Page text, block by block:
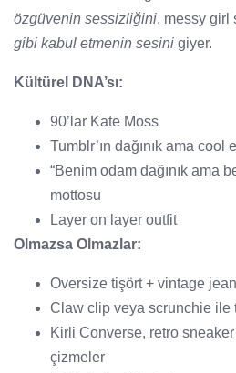
özgüvenin sessizliğini, messy girl
gibi kabul etmenin sesini giyer.
Kültürel DNA’sı:
90’lar Kate Moss
Tumblr’ın dağınık ama cool
“Benim odam dağınık ama
mottosu
Layer on layer outfit
Olmazsa Olmazlar:
Oversize tişört + vintage jean
Claw clip veya scrunchie ile
Kirli Converse, retro
çizmeler